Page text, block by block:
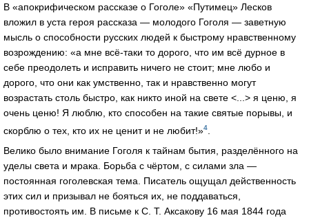
В «апокрифическом рассказе о Гоголе» «Путимец» Лесков
вложил в уста героя рассказа — молодого Гоголя — заветную
мысль о способности русских людей к быстрому нравственному
возрождению: «а мне всё-таки то дорого, что им всё дурное в
себе преодолеть и исправить ничего не стоит; мне любо и
дорого, что они как умственно, так и нравственно могут
возрастать столь быстро, как никто иной на свете <...> я ценю, я
очень ценю! Я люблю, кто способен на такие святые порывы, и
скорблю о тех, кто их не ценит и не любит!»4
Велико было внимание Гоголя к тайнам бытия, разделённого на
уделы света и мрака. Борьба с чёртом, с силами зла —
постоянная гоголевская тема. Писатель ощущал действенность
этих сил и призывал не бояться их, не поддаваться,
противостоять им. В письме к С. Т. Аксакову 16 мая 1844 года